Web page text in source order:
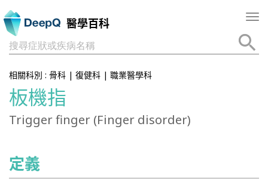
醫學百科
搜尋症狀或疾病名稱
相關科別 : 骨科 | 復健科 | 職業醫學科
板機指
Trigger finger (Finger disorder)
定義